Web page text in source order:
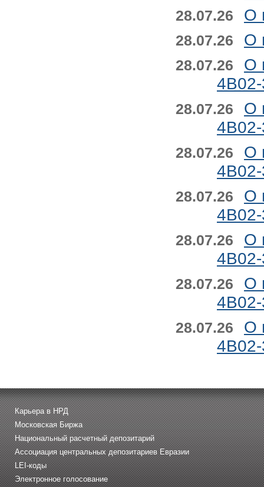
28.07.26 О
28.07.26 О
28.07.26
О
28.07.26
О
28.07.26
О
28.07.26
О
28.07.26
О
28.07.26
О
28.07.26
О
Карьера в НРД
Московская Биржа
Национальный расчетный депозитарий
Ассоциация центральных депозитариев Евразии
LEI-коды
Электронное голосование